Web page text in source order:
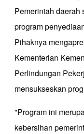
Pemerintah daerah
program
Pihaknya
Kementerian
Perlindungan
mensukseskan
"Program ini
kebersihan